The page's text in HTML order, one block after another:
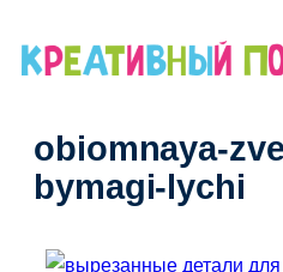
obiomnaya-
bymagi-lychi